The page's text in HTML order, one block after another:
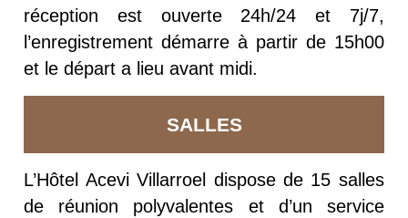
réception est ouverte 24h/24 et 7j/7,
l’enregistrement démarre à partir de 15h00
et le départ a lieu avant midi.
SALLES
L’Hôtel Acevi Villarroel dispose de 15 salles
de réunion polyvalentes et d’un service